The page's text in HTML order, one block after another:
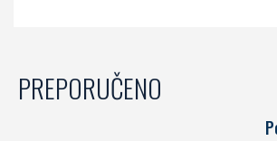
PREPORUČENO